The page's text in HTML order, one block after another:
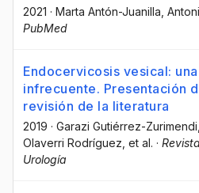
2021 · Marta Antón-Juanilla ,
PubMed
Endocervicosis vesical:
infrecuente. Presentación
revisión de la literatura
2019 · Garazi Gutiérrez-Zurimendi
Olaverri Rodríguez , et al. ·
Urología